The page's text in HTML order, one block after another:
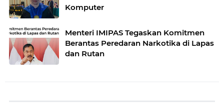
Komputer
Menteri IMIPAS Tegaskan Komitmen
Berantas Peredaran Narkotika di Lapas
dan Rutan